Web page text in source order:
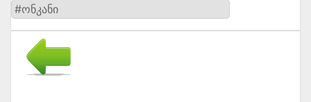
#ონკანი